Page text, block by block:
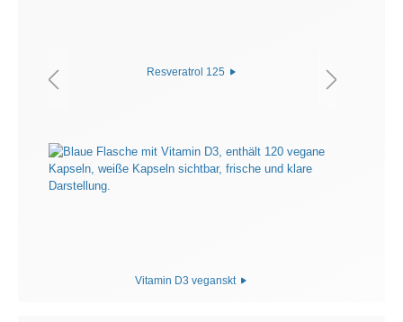
Resveratrol 125
Vitamin D3 veganskt